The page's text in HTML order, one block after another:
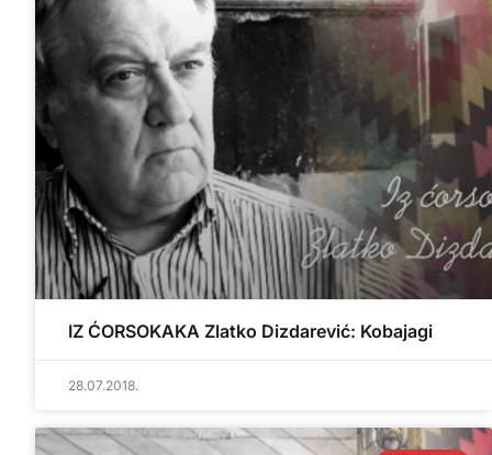
IZ ĆORSOKAKA Zlatko Dizdarević: Kobajagi
28.07.2018.